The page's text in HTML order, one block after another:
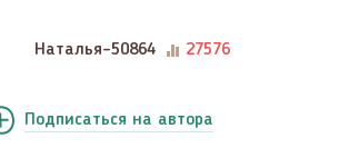
Наталья-50864 27576
Подписаться на автора